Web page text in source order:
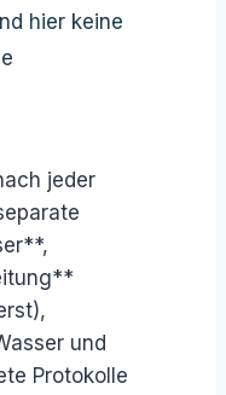
hier keine
jeder
und
Protokolle